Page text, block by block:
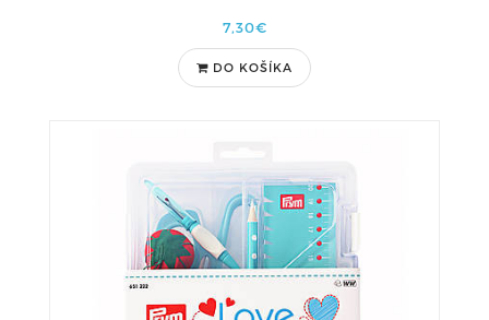
7,30€
DO KOŠÍKA